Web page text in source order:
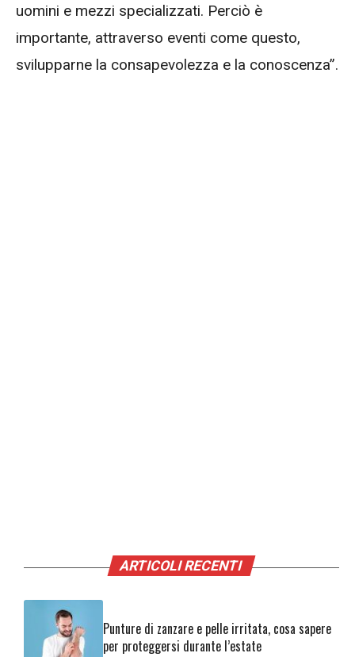
uomini e mezzi specializzati. Perciò è
importante, attraverso eventi come questo,
svilupparne la consapevolezza e la conoscenza”.
ARTICOLI RECENTI
Punture di zanzare e pelle irritata, cosa sapere
per proteggersi durante l’estate